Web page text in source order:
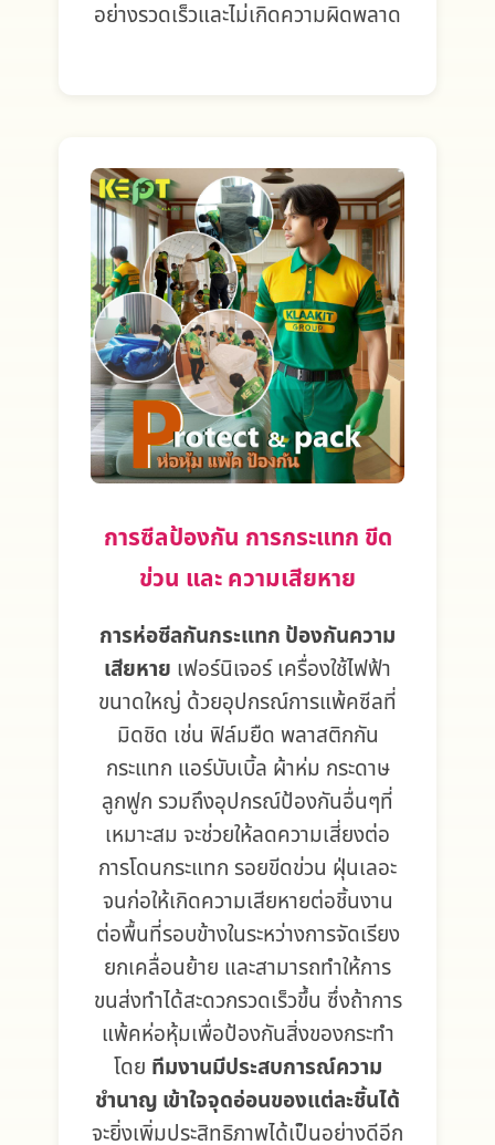
อย่างรวดเร็วและไม่เกิดความผิดพลาด
การซีลป้องกัน การกระแทก ขีด
ข่วน และ ความเสียหาย
การห่อซีลกันกระแทก ป้องกันความ
เสียหาย เฟอร์นิเจอร์ เครื่องใช้ไฟฟ้า
ขนาดใหญ่ ด้วยอุปกรณ์การแพ้คซีลที่
มิดชิด เช่น ฟิล์มยืด พลาสติกกัน
กระแทก แอร์บับเบิ้ล ผ้าห่ม กระดาษ
ลูกฟูก รวมถึงอุปกรณ์ป้องกันอื่นๆที่
เหมาะสม จะช่วยให้ลดความเสี่ยงต่อ
การโดนกระแทก รอยขีดข่วน ฝุ่นเลอะ
จนก่อให้เกิดความเสียหายต่อชิ้นงาน
ต่อพื้นที่รอบข้างในระหว่างการจัดเรียง
ยกเคลื่อนย้าย และสามารถทำให้การ
ขนส่งทำได้สะดวกรวดเร็วขึ้น ซึ่งถ้าการ
แพ้คห่อหุ้มเพื่อป้องกันสิ่งของกระทำ
โดย ทีมงานมีประสบการณ์ความ
ชำนาญ เข้าใจจุดอ่อนของแต่ละชิ้นได้
จะยิ่งเพิ่มประสิทธิภาพได้เป็นอย่างดีอีก